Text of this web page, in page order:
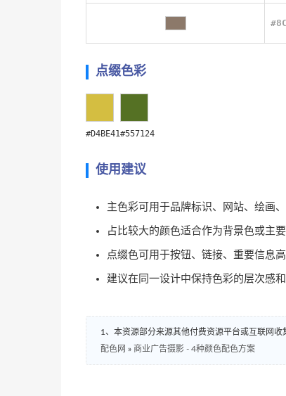
点缀色彩
#D4BE41#557124
使用建议
主色彩可用于品牌标识、网站、绘画
占比较大的颜色适合作为背景色或主
点缀色可用于按钮、链接、重要信息
建议在同一设计中保持色彩的层次感
1、本资源部分来源其他付费资源平台或互联网收
配色网 » 商业广告摄影 - 4种颜色配色方案